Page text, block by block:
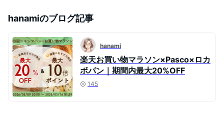
hanamiのブログ記事
hanami
楽天お買い物マラソン×Pasco×ロカ
ボパン｜期間内最大20%OFF
145